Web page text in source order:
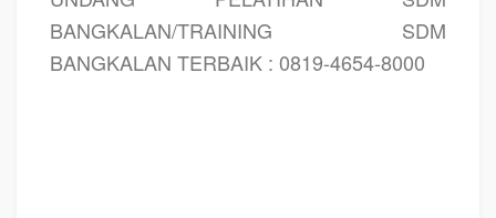
BANGKALAN/TRAINING SDM
BANGKALAN TERBAIK : 0819-4654-8000